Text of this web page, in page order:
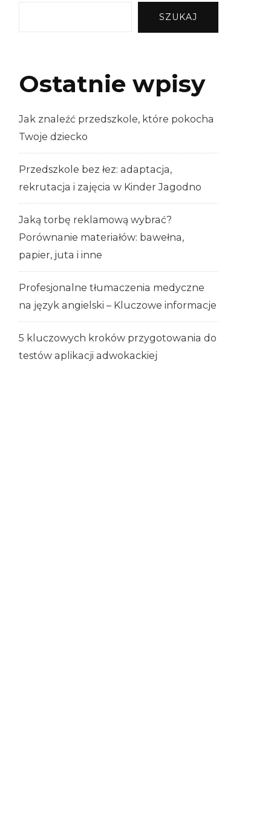
SZUKAJ
Ostatnie wpisy
Jak znaleźć przedszkole, które pokocha
Twoje dziecko
Przedszkole bez łez: adaptacja,
rekrutacja i zajęcia w Kinder Jagodno
Jaką torbę reklamową wybrać?
Porównanie materiałów: bawełna,
papier, juta i inne
Profesjonalne tłumaczenia medyczne
na język angielski – Kluczowe informacje
5 kluczowych kroków przygotowania do
testów aplikacji adwokackiej